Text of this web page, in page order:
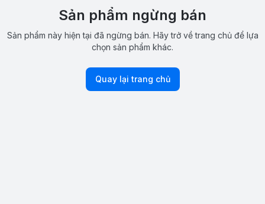
Sản phẩm ngừng bán
Sản phẩm này hiện tại đã ngừng bán. Hãy trở về trang chủ để lựa
chọn sản phẩm khác.
Quay lại trang chủ